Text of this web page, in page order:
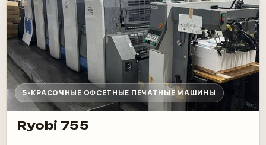
5-КРАСОЧНЫЕ ОФСЕТНЫЕ ПЕЧАТНЫЕ МАШИНЫ
Ryobi 755